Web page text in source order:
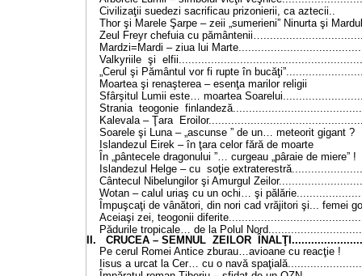
Civilizaţii suedezi sacrificau prizonierii,
Thor şi Marele Şarpe – zeii „sumerieni” Ninurta
Zeul Freyr chefuia cu
Mardzi=Mardi – ziua lui
Valkyriile şi
„Cerul şi Pământul vor fi rupte în
Moartea şi renaşterea – esenţa
Sfârşitul Lumii este… moartea
Strania teogonie
Kalevala – Ţara
Soarele şi Luna – „ascunse ” de un…
Islandezul Eirek – în ţara celor fără
În „pântecele dragonului ”… curgeau „pâraie
Islandezul Helge – cu soţie
Cântecul Nibelungilor şi Amurgul
Wotan – calul uriaş cu un ochi… şi
Împuşcaţi de vânători, din nori cad vrăjitori şi...
Aceiaşi zei, teogonii
Pădurile tropicale… de la Polul
II. CRUCEA – SEMNUL ZEILOR
Pe cerul Romei Antice zburau…avioane
Iisus a urcat la Cer… cu o navă